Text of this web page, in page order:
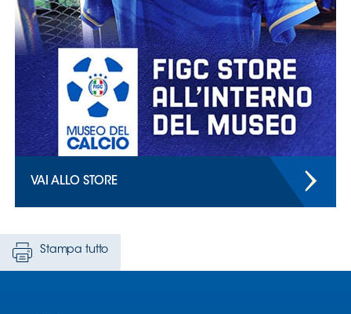
Stampa tutto